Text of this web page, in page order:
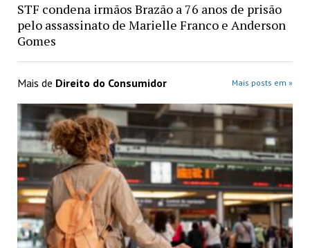
STF condena irmãos Brazão a 76 anos de prisão
pelo assassinato de Marielle Franco e Anderson
Gomes
Mais de Direito do Consumidor Mais posts em »